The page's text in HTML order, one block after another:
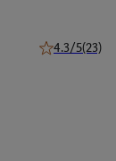
4.3/5(23)